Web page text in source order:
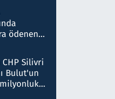
ödenen
iddiasını
Silivri
Bulut'un